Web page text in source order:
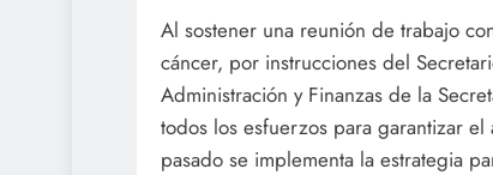
Al sostener una reunión de trabajo
cáncer, por instrucciones del
Administración y Finanzas de la
todos los esfuerzos para garantizar
pasado se implementa la estrategia